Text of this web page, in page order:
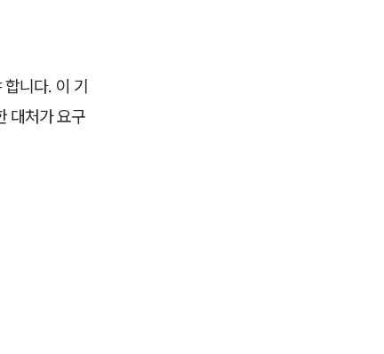
니다. 이 기
대처가 요구